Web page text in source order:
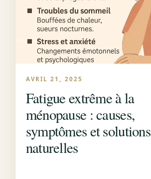
AVRIL 21, 2025
Fatigue extrême à la
ménopause : causes,
symptômes et solutions
naturelles